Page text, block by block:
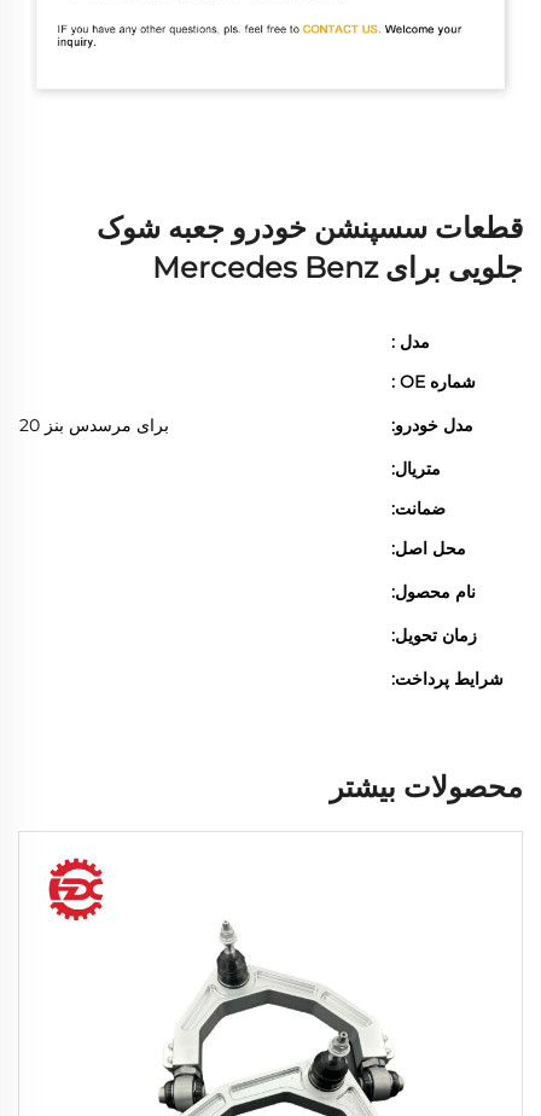
قطعات سسپنشن خودرو جعبه شوک
جلویی برای Mercedes Benz
مدل :
شماره OE :
مدل خودرو:
برای مرسدس بنز W204 C180 C200 C220 C280 C320
متریال:
ضمانت:
محل اصل:
نام محصول:
زمان تحویل:
شرایط پرداخت:
محصولات بیشتر